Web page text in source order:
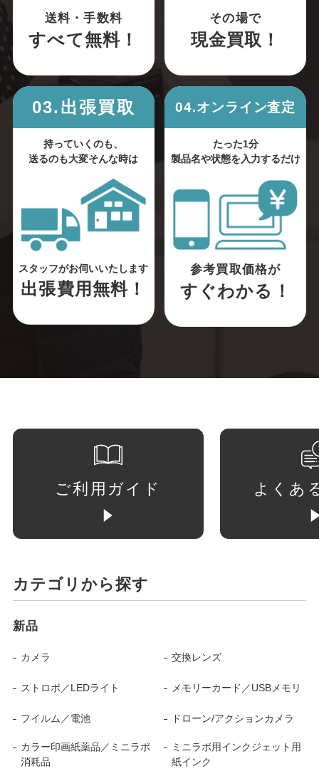
送料・手数料
すべて無料！
その場で
現金買取！
03.出張買取
持っていくのも、
送るのも大変そんな時は
スタッフがお伺いいたします
出張費用無料！
04.オンライン査定
たった1分
製品名や状態を入力するだけ
参考買取価格が
すぐわかる！
ご利用ガイド よくあ
カテゴリから探す
新品
カメラ 交換レンズ
ストロボ／LEDライト メモリーカード／USBメモリ
フイルム／電池 ドローン/アクションカメラ
カラー印画紙薬品／ミニラボ
消耗品
ミニラボ用インクジェット用
紙インク